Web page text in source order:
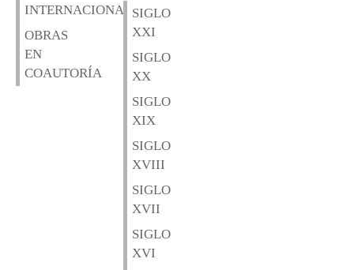
INTERNACIONALES
OBRAS
EN
COAUTORÍA
SIGLO
XXI
SIGLO
XX
SIGLO
XIX
SIGLO
XVIII
SIGLO
XVII
SIGLO
XVI